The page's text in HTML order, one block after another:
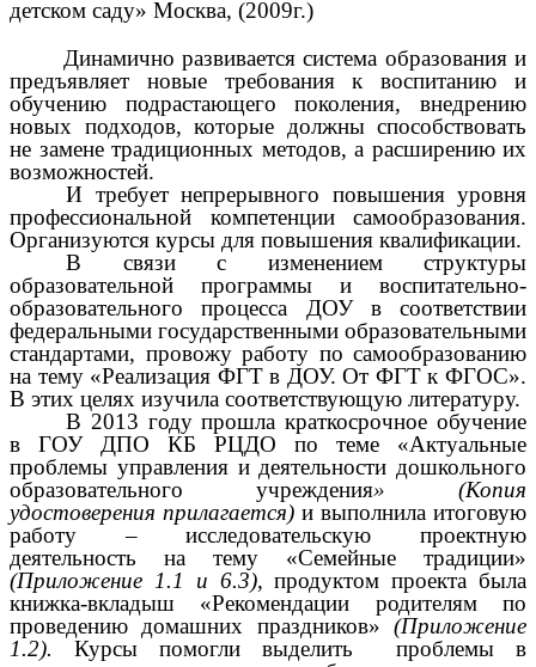
детском саду» Москва, (2009г.)
Динамично развивается система образования и
предъявляет новые требования к воспитанию и
обучению подрастающего поколения, внедрению
новых подходов, которые должны способствовать
не замене традиционных методов, а расширению их
возможностей.
И требует непрерывного повышения уровня
профессиональной компетенции самообразования.
Организуются курсы для повышения квалификации.
В связи с изменением структуры
образовательной программы и воспитательно-
образовательного процесса ДОУ в соответствии
федеральными государственными образовательными
стандартами, провожу работу по самообразованию
на тему «Реализация ФГТ в ДОУ. От ФГТ к ФГОС».
В этих целях изучила соответствующую литературу.
В 2013 году прошла краткосрочное обучение
в ГОУ ДПО КБ РЦДО по теме «Актуальные
проблемы управления и деятельности дошкольного
образовательного учреждения» (Копия
удостоверения прилагается) и выполнила итоговую
работу – исследовательскую проектную
деятельность на тему «Семейные традиции»
(Приложение 1.1 и 6.3), продуктом проекта была
книжка-вкладыш «Рекомендации родителям по
проведению домашних праздников» (Приложение
1.2). Курсы помогли выделить проблемы в